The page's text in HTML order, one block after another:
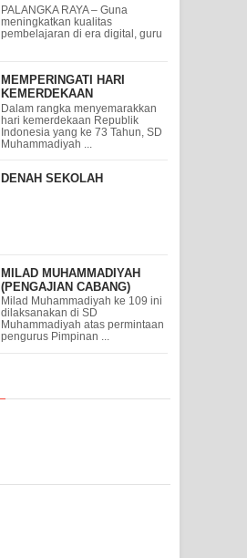
PALANGKA RAYA – Guna
meningkatkan kualitas
pembelajaran di era digital, guru
MEMPERINGATI HARI
KEMERDEKAAN
Dalam rangka menyemarakkan
hari kemerdekaan Republik
Indonesia yang ke 73 Tahun, SD
Muhammadiyah ...
DENAH SEKOLAH
MILAD MUHAMMADIYAH
(PENGAJIAN CABANG)
Milad Muhammadiyah ke 109 ini
dilaksanakan di SD
Muhammadiyah atas permintaan
pengurus Pimpinan ...